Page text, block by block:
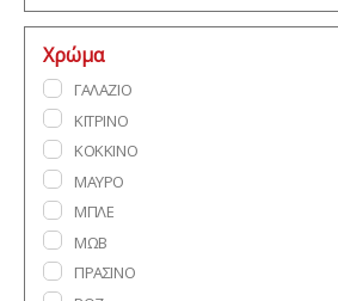
IPAD PRO 11″ 2018
IPAD PRO 10.5″ 2017
IPAD PRO 9.7″ 2016
Χρώμα
ΓΑΛΑΖΙΟ
ΚΙΤΡΙΝΟ
ΚΟΚΚΙΝΟ
ΜΑΥΡΟ
ΜΠΛΕ
ΜΩΒ
ΠΡΑΣΙΝΟ